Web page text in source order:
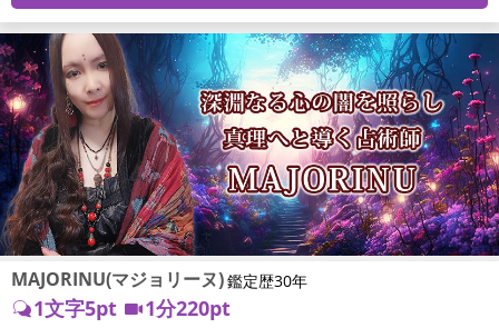
MAJORINU(マジョリーヌ)鑑定歴30年
1文字5pt
1分220pt